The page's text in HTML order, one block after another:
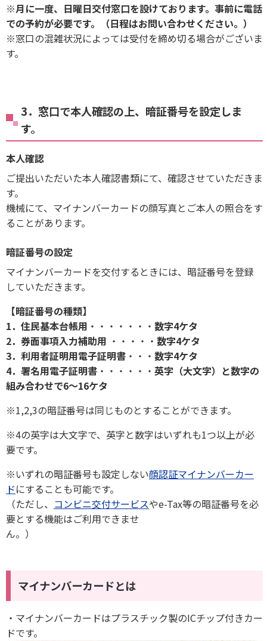
※月に一度、日曜日交付窓口を設けております。事前に電話
での予約が必要です。（日程はお問い合わせください。）
※窓口の混雑状況によっては受付を締め切る場合がございま
す。
3．窓口で本人確認の上、暗証番号を設定しま
す。
本人確認
ご提出いただいた本人確認書類にて、確認させていただきま
す。
機械にて、マイナンバーカードの顔写真とご本人の照合をす
ることがあります。
暗証番号の設定
マイナンバーカードを交付するときには、暗証番号を登録
していただきます。
【暗証番号の種類】
1．住民基本台帳用 ・・・・・・・ 数字4ケタ
2．券面事項入力補助用 ・・・・・ 数字4ケタ
3．利用者証明用電子証明書 ・・・ 数字4ケタ
4．署名用電子証明書 ・・・・・・ 英字（大文字）と数字の
組み合わせで6～16ケタ
※1,2,3の暗証番号は同じものとすることができます。
※4の英字は大文字で、英字と数字はいずれも1つ以上が必
要です。
※いずれの暗証番号も設定しない顔認証マイナンバーカー
ドにすることも可能です。
（ただし、 コンビニ交付サービスやe-Tax等の暗証番号を必
要とする機能はご利用できませ
ん。）
マイナンバーカードとは
・マイナンバーカードはプラスチック製のICチップ付きカー
ドです。